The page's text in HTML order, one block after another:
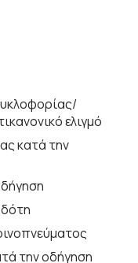
ελιγμό
κατά την
την οδήγηση